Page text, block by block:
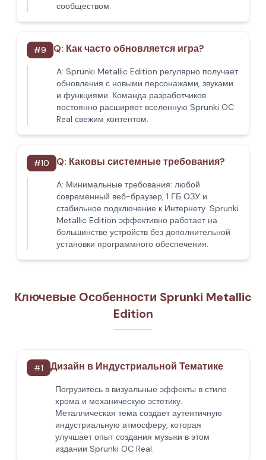
сообществом.
#9 Q: Как часто обновляется игра?
A: Sprunki Metallic Edition регулярно получает
обновления с новыми персонажами, звуками
и функциями. Команда разработчиков
постоянно расширяет вселенную Sprunki OC
Real свежим контентом.
#10 Q: Каковы системные требования?
A: Минимальные требования: любой
современный веб-браузер, 1 ГБ ОЗУ и
стабильное подключение к Интернету. Sprunki
Metallic Edition эффективно работает на
большинстве устройств без дополнительной
установки программного обеспечения.
Ключевые Особенности Sprunki Metallic
Edition
#1 Дизайн в Индустриальной Тематике
Погрузитесь в визуальные эффекты в стиле
хрома и механическую эстетику.
Металлическая тема создает аутентичную
индустриальную атмосферу, которая
улучшает опыт создания музыки в этом
издании Sprunki OC Real.